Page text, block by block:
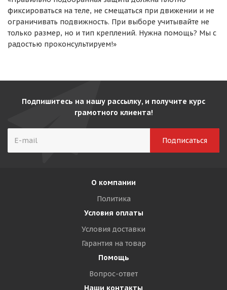
фиксироваться на теле, не смещаться при движении и не
ограничивать подвижность. При выборе учитывайте не
только размер, но и тип креплений. Нужна помощь? Мы с
радостью проконсультируем!»
Подпишитесь на нашу рассылку, и получите курс
грамотного клиента!
О компании
Политика
Условия оплаты
Условия доставки
Гарантия на товар
Помощь
Вопрос-ответ
Наши контакты